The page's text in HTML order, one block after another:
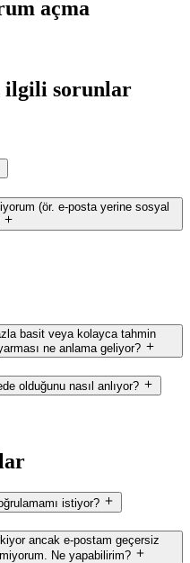
açma
ilgili sorunlar
(ör. e-posta yerine sosyal
basit veya kolayca tahmin
ne anlama geliyor?
olduğunu nasıl anlıyor?
istiyor?
ancak e-postam geçersiz
Ne yapabilirim?